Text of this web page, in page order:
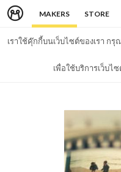
MAKERS STORE
เราใช้คุ๊กกี้บนเว็บไซต์ของเรา ก
เพื่อใช้บริการเว็บไ